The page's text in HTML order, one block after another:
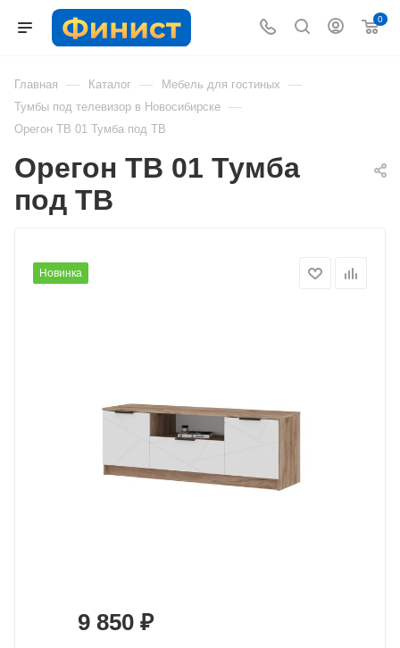
0
Главная — Каталог — Мебель для гостиных —
Тумбы под телевизор в Новосибирске —
Орегон ТВ 01 Тумба под ТВ
Орегон ТВ 01 Тумба
под ТВ
Новинка
9 850 ₽